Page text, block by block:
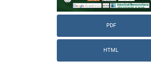
PDF
HTML